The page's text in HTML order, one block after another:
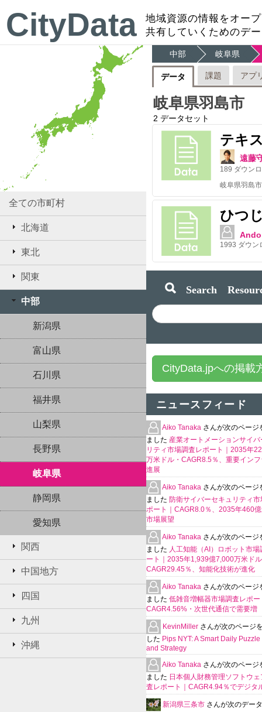
CityData
地域資源の情報をオー
共有していくためのデ
全ての市町村
北海道
東北
関東
中部
新潟県
富山県
石川県
福井県
山梨県
長野県
岐阜県
静岡県
愛知県
関西
中国地方
四国
九州
沖縄
中部 岐阜県
データ 課題 アプ
岐阜県羽島市
2 データセット
テキ
遠藤
189 ダウン
ひつ
Ando
1993 ダウン
Search
CityData.jpへの掲載
ニュースフィード
Aiko Tanaka さんが次のページ
ました 産業オートメーションサイ
リティ市場調査レポート｜2035年
万米ドル・CAGR8.5％、重要イン
進展
Aiko Tanaka さんが次のページ
ました 防衛サイバーセキュリティ
ポート｜CAGR8.0％、2035年460
市場展望
Aiko Tanaka さんが次のページ
ました 人工知能（AI）ロボット市場
ート｜2035年1,939億7,000万米ド
CAGR29.45％、知能化技術が進化
Aiko Tanaka さんが次のページ
ました 低雑音増幅器市場調査レポー
CAGR4.56%・次世代通信で需要増
KevinMiller さんが次のページ
した Pips NYT: A Smart Daily
and Strategy
Aiko Tanaka さんが次のページ
ました 日本個人財務管理ソフトウ
査レポート｜CAGR4.94％でデジタ
新潟県三条市 さんが次のデー